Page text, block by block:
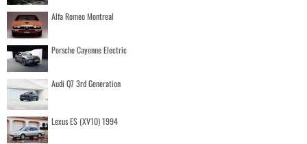
Alfa Romeo Montreal
Porsche Cayenne Electric
Audi Q7 3rd Generation
Lexus ES (XV10) 1994